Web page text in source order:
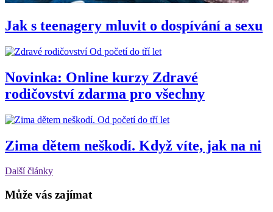
Jak s teenagery mluvit o dospívání a sexu
Od početí do tří let
Novinka: Online kurzy Zdravé
rodičovství zdarma pro všechny
Od početí do tří let
Zima dětem neškodí. Když víte, jak na ni
Další články
Může vás zajímat